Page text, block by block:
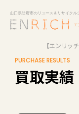
【エンリッ
PURCHASE RESULTS
買取実績